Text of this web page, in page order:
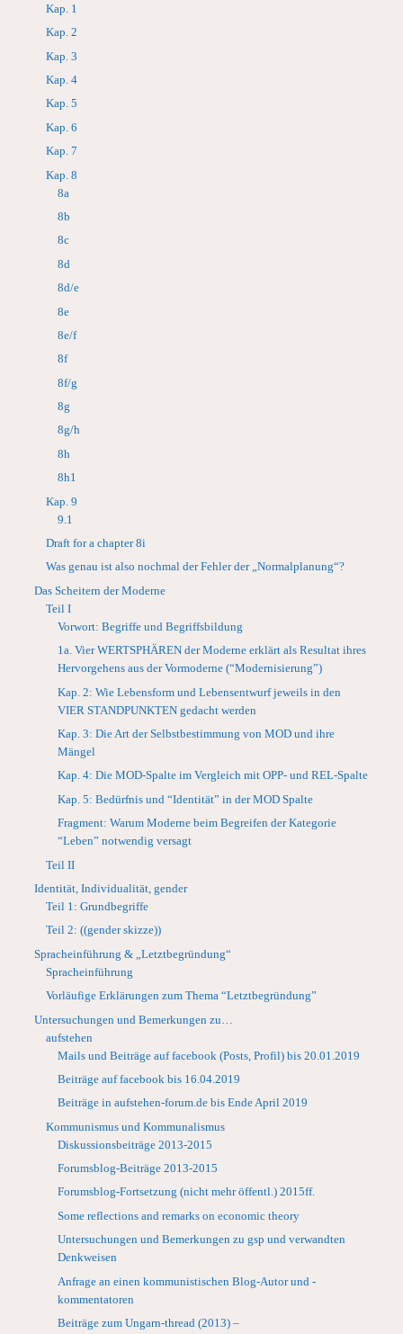
Kap. 1
Kap. 2
Kap. 3
Kap. 4
Kap. 5
Kap. 6
Kap. 7
Kap. 8
8a
8b
8c
8d
8d/e
8e
8e/f
8f
8f/g
8g
8g/h
8h
8h1
Kap. 9
9.1
Draft for a chapter 8i
Was genau ist also nochmal der Fehler der „Normalplanung“?
Das Scheitern der Moderne
Teil I
Vorwort: Begriffe und Begriffsbildung
1a. Vier WERTSPHÄREN der Moderne erklärt als Resultat ihres
Hervorgehens aus der Vormoderne (“Modernisierung”)
Kap. 2: Wie Lebensform und Lebensentwurf jeweils in den
VIER STANDPUNKTEN gedacht werden
Kap. 3: Die Art der Selbstbestimmung von MOD und ihre
Mängel
Kap. 4: Die MOD-Spalte im Vergleich mit OPP- und REL-Spalte
Kap. 5: Bedürfnis und “Identität” in der MOD Spalte
Fragment: Warum Moderne beim Begreifen der Kategorie
“Leben” notwendig versagt
Teil II
Identität, Individualität, gender
Teil 1: Grundbegriffe
Teil 2: ((gender skizze))
Spracheinführung & „Letztbegründung“
Spracheinführung
Vorläufige Erklärungen zum Thema “Letztbegründung”
Untersuchungen und Bemerkungen zu…
aufstehen
Mails und Beiträge auf facebook (Posts, Profil) bis 20.01.2019
Beiträge auf facebook bis 16.04.2019
Beiträge in aufstehen-forum.de bis Ende April 2019
Kommunismus und Kommunalismus
Diskussionsbeiträge 2013-2015
Forumsblog-Beiträge 2013-2015
Forumsblog-Fortsetzung (nicht mehr öffentl.) 2015ff.
Some reflections and remarks on economic theory
Untersuchungen und Bemerkungen zu gsp und verwandten
Denkweisen
Anfrage an einen kommunistischen Blog-Autor und -
kommentatoren
Beiträge zum Ungarn-thread (2013) –